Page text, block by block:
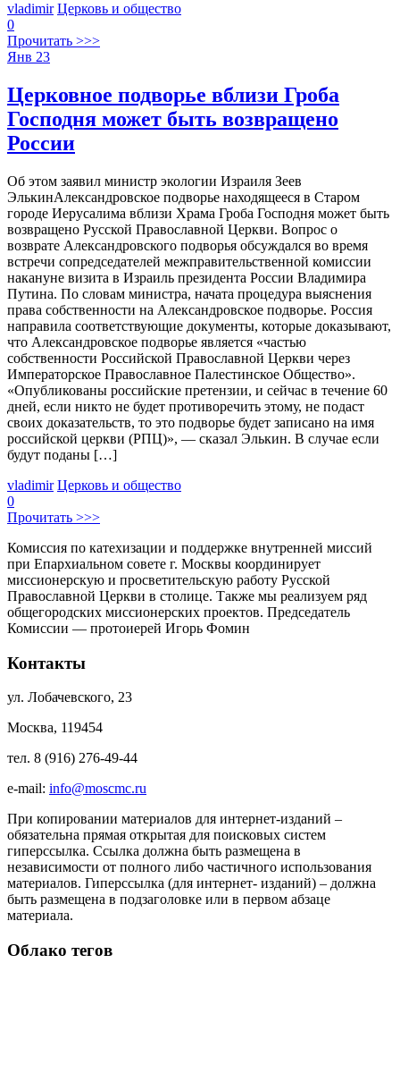
vladimir Церковь и общество
0
Прочитать >>>
Янв 23
Церковное подворье вблизи Гроба
Господня может быть возвращено
России
Об этом заявил министр экологии Израиля Зеев
ЭлькинАлександровское подворье находящееся в Старом
городе Иерусалима вблизи Храма Гроба Господня может быть
возвращено Русской Православной Церкви. Вопрос о
возврате Александровского подворья обсуждался во время
встречи сопредседателей межправительственной комиссии
накануне визита в Израиль президента России Владимира
Путина. По словам министра, начата процедура выяснения
права собственности на Александровское подворье. Россия
направила соответствующие документы, которые доказывают,
что Александровское подворье является «частью
собственности Российской Православной Церкви через
Императорское Православное Палестинское Общество».
«Опубликованы российские претензии, и сейчас в течение 60
дней, если никто не будет противоречить этому, не подаст
своих доказательств, то это подворье будет записано на имя
российской церкви (РПЦ)», — сказал Элькин. В случае если
будут поданы […]
vladimir Церковь и общество
0
Прочитать >>>
Комиссия по катехизации и поддержке внутренней миссий
при Епархиальном совете г. Москвы координирует
миссионерскую и просветительскую работу Русской
Православной Церкви в столице. Также мы реализуем ряд
общегородских миссионерских проектов. Председатель
Комиссии — протоиерей Игорь Фомин
Контакты
ул. Лобачевского, 23
Москва, 119454
тел. 8 (916) 276-49-44
e-mail: info@moscmc.ru
При копировании материалов для интернет-изданий –
обязательна прямая открытая для поисковых систем
гиперссылка. Ссылка должна быть размещена в
независимости от полного либо частичного использования
материалов. Гиперссылка (для интернет- изданий) – должна
быть размещена в подзаголовке или в первом абзаце
материала.
Облако тегов